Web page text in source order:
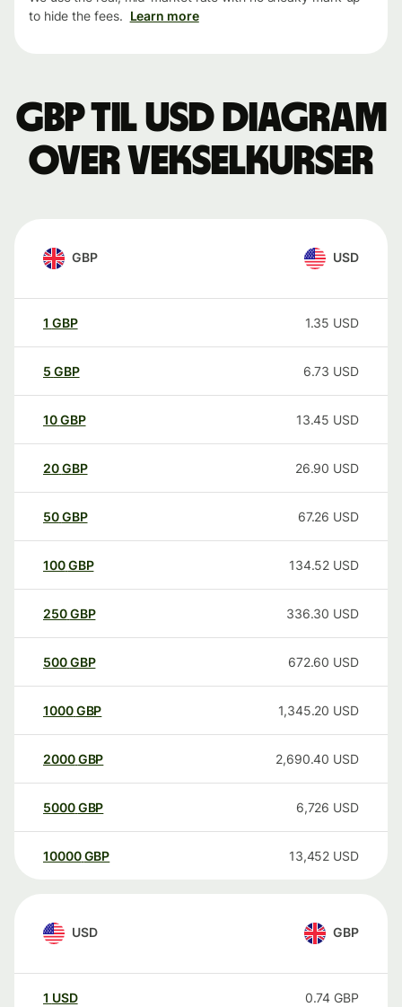
to hide the fees. Learn more
GBP til USD Diagram
over vekselkurser
GBP USD
1 GBP 1.35 USD
5 GBP 6.73 USD
10GBP 13.45 USD
20GBP 26.90 USD
50GBP 67.26 USD
100GBP 134.52 USD
250GBP 336.30 USD
500GBP 672.60 USD
1000GBP 1,345.20 USD
2000GBP 2,690.40 USD
5000GBP 6,726 USD
10000 GBP 13,452 USD
USD GBP
1 USD 0.74 GBP